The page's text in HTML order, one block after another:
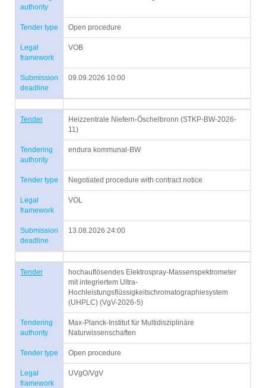
authority
Tender type Open procedure
Legal
framework
VOB
Submission
deadline
09.09.2026 10:00
Tender
Heizzentrale Niefern-Öschelbronn (STKP-BW-2026-
11)
Tendering
authority
endura kommunal-BW
Tender type Negotiated procedure with contract notice
Legal
framework
VOL
Submission
deadline
13.08.2026 24:00
Tender
hochauflösendes Elektrospray-Massenspektrometer
mit integriertem Ultra-
Hochleistungsflüssigkeitschromatographiesystem
(UHPLC) (VgV-2026-5)
Tendering
authority
Max-Planck-Institut für Multidisziplinäre
Naturwissenschaften
Tender type Open procedure
Legal
framework
UVgO/VgV